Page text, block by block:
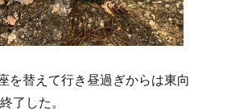
を替えて行き昼過ぎからは東向
了した。